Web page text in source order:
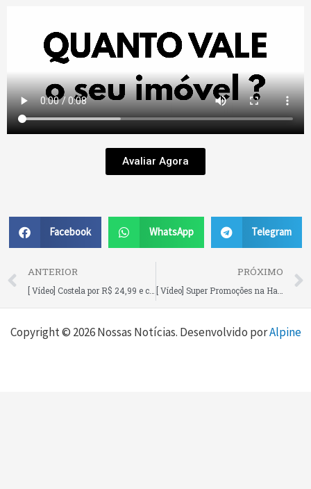
Avaliar Agora
Facebook WhatsApp Telegram
Prev
ANTERIOR PRÓXIMO
Copyright © 2026 Nossas Notícias. Desenvolvido porAlpine